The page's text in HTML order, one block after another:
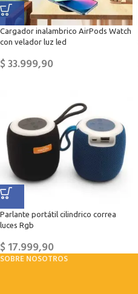
Cargador inalambrico AirPods Watch
con velador luz led
$33.999,90
Parlante portátil cilindrico correa
luces Rgb
$17.999,90
SOBRE NOSOTROS